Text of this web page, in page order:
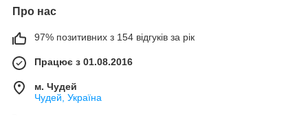
Про нас
97% позитивних з 154 відгуків за рік
Працює з 01.08.2016
м. Чудей
Чудей, Україна